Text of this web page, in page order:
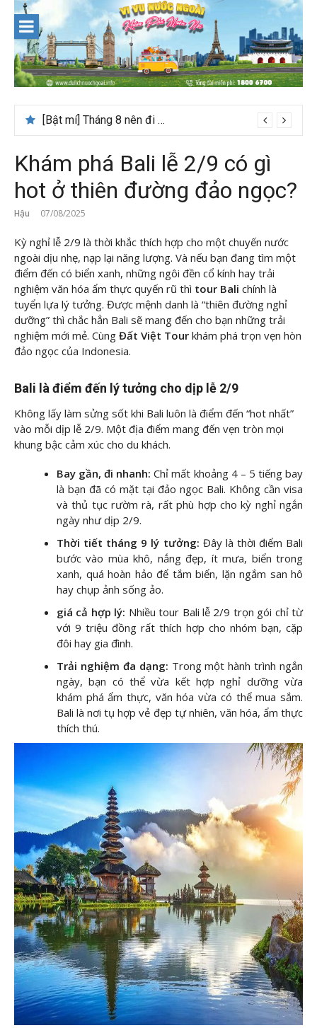
content
[Bật mí] Tháng 8 nên đi nước nào đẹp? Gợi ý 5+ tọa độ hot 2026
Kinh nghiệm du lịch Trung Á lần đầu cho khách Việt
Khám phá Bali lễ 2/9 có gì
hot ở thiên đường đảo ngọc?
Hậu 07/08/2025
Kỳ nghỉ lễ 2/9 là thời khắc thích hợp cho một chuyến nước
ngoài dịu nhẹ, nạp lại năng lượng. Và nếu bạn đang tìm một
điểm đến có biển xanh, những ngôi đền cổ kính hay trải
nghiệm văn hóa ẩm thực quyến rũ thì tour Bali chính là
tuyển lựa lý tưởng. Được mệnh danh là “thiên đường nghỉ
dưỡng” thì chắc hẳn Bali sẽ mang đến cho bạn những trải
nghiệm mới mẻ. Cùng Đất Việt Tour khám phá trọn vẹn hòn
đảo ngọc của Indonesia.
Bali là điểm đến lý tưởng cho dịp lễ 2/9
Không lấy làm sửng sốt khi Bali luôn là điểm đến “hot nhất”
vào mỗi dịp lễ 2/9. Một địa điểm mang đến vẹn tròn mọi
khung bậc cảm xúc cho du khách.
Bay gần, đi nhanh: Chỉ mất khoảng 4 – 5 tiếng bay
là bạn đã có mặt tại đảo ngọc Bali. Không cần visa
và thủ tục rườm rà, rất phù hợp cho kỳ nghỉ ngắn
ngày như dịp 2/9.
Thời tiết tháng 9 lý tưởng: Đây là thời điểm Bali
bước vào mùa khô, nắng đẹp, ít mưa, biển trong
xanh, quá hoàn hảo để tắm biển, lặn ngắm san hô
hay chụp ảnh sống ảo.
giá cả hợp lý: Nhiều tour Bali lễ 2/9 trọn gói chỉ từ
với 9 triệu đồng rất thích hợp cho nhóm bạn, cặp
đôi hay gia đình.
Trải nghiệm đa dạng: Trong một hành trình ngắn
ngày, bạn có thể vừa kết hợp nghỉ dưỡng vừa
khám phá ẩm thực, văn hóa vừa có thể mua sắm.
Bali là nơi tụ hợp vẻ đẹp tự nhiên, văn hóa, ẩm thực
thích thú.